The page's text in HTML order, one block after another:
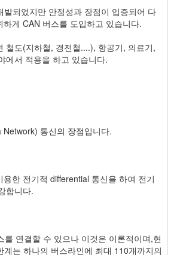
발되었지만 안정성과 장점이 입증되어 다
게 CAN 버스를 도입하고 있습니다.
철도(지하철, 경전철....), 항공기, 의료기,
에서 적용을 하고 있습니다.
통신의 장점입니다.
한 전기적 differential 통신을 하여 전기
합니다.
를 연결할 수 있으나 이것은 이론적이며,현
계는 하나의 버스라인에 최대 110개까지의